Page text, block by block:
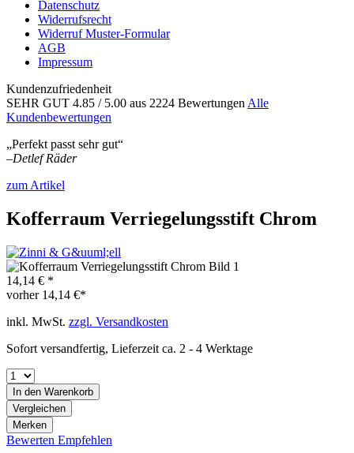
Datenschutz
Widerrufsrecht
Widerruf Muster-Formular
AGB
Impressum
Kundenzufriedenheit
SEHR GUT 4.85 / 5.00 aus 2224 Bewertungen Alle
Kundenbewertungen
„Perfekt passt sehr gut“
–Detlef Räder
zum Artikel
Kofferraum Verriegelungsstift Chrom
14,14 € *
vorher 14,14 €*
inkl. MwSt. zzgl. Versandkosten
Sofort versandfertig, Lieferzeit ca. 2 - 4 Werktage
In den Warenkorb
Vergleichen
Merken
Bewerten Empfehlen